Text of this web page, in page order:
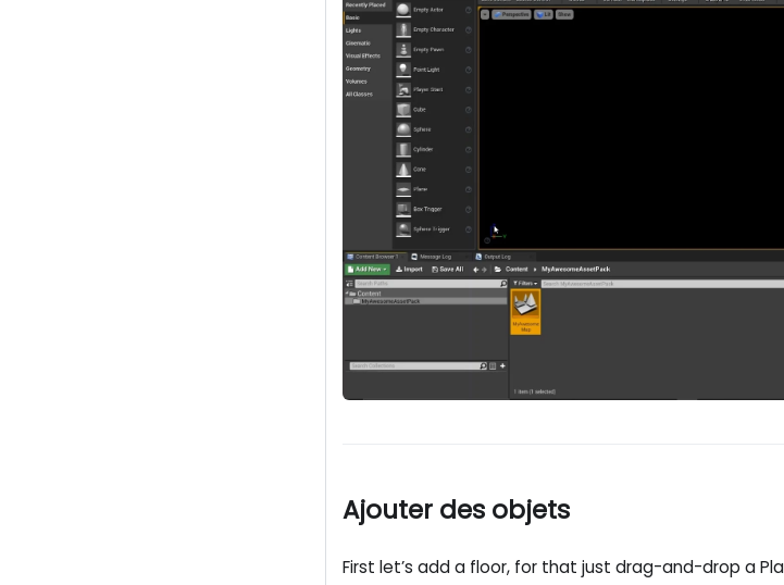
Ajouter des objets
First let’s add a floor, for that just drag-and-drop a